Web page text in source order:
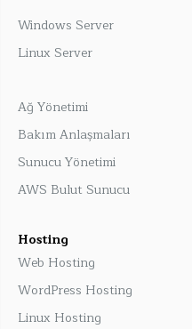
Windows Server
Linux Server
Ağ Yönetimi
Bakım Anlaşmaları
Sunucu Yönetimi
AWS Bulut Sunucu
Hosting
Web Hosting
WordPress Hosting
Linux Hosting